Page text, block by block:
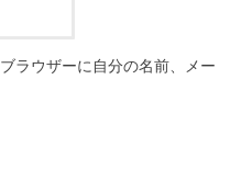
ラウザーに自分の名前、メー